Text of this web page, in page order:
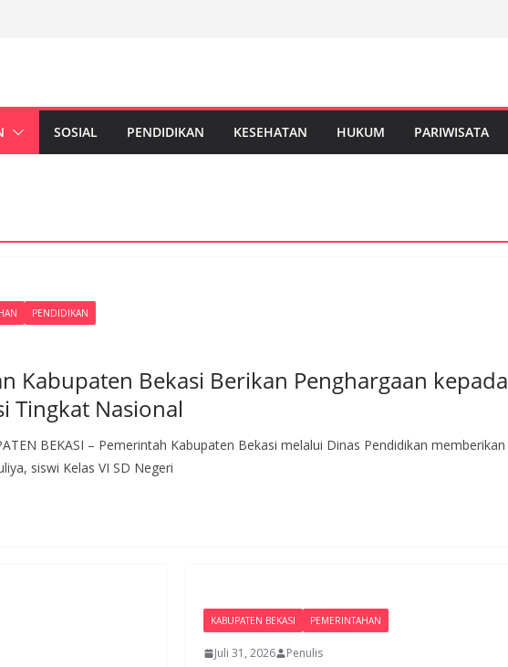
SOSIAL PENDIDIKAN KESEHATAN HUKUM PARIWISATA
PENDIDIKAN
Kabupaten Bekasi Berikan Penghargaan kepada
Tingkat Nasional
BEKASI – Pemerintah Kabupaten Bekasi melalui Dinas Pendidikan memberikan
siswi Kelas VI SD Negeri
KABUPATEN BEKASI PEMERINTAHAN
Juli 31, 2026 Penulis